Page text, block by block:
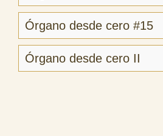
Órgano desde cero #15
Órgano desde cero II